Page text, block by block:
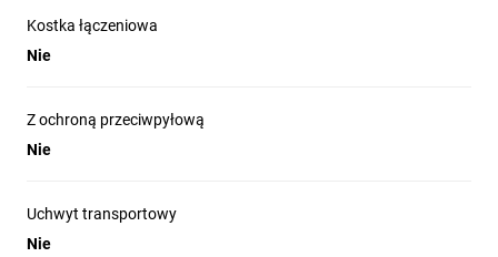
Kostka łączeniowa
Nie
Z ochroną przeciwpyłową
Nie
Uchwyt transportowy
Nie